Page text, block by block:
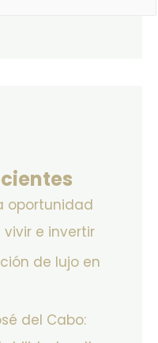
oportunidad
e invertir
de lujo en
del Cabo: